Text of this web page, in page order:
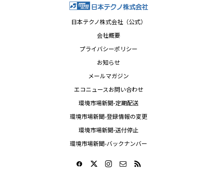
日本テクノ株式会社（公式）
会社概要
プライバシーポリシー
お知らせ
メールマガジン
エコニュースお問い合わせ
環境市場新聞-定期配送
環境市場新聞-登録情報の変更
環境市場新聞-送付停止
環境市場新聞-バックナンバー